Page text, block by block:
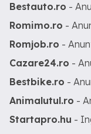
Bestauto.ro -
Romimo.ro -
Romjob.ro -
Cazare24.ro -
Bestbike.ro -
Animalutul.ro -
Startapro.hu -